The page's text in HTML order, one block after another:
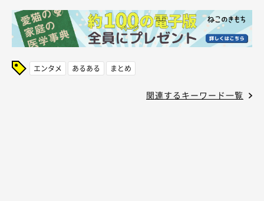
エンタメ あるある まとめ
関連するキーワード一覧